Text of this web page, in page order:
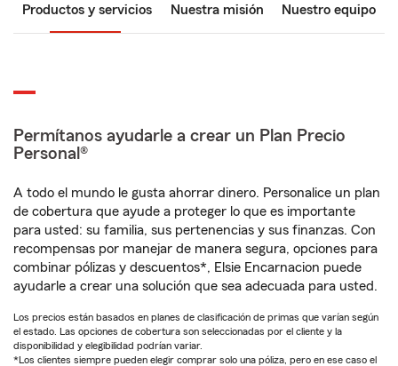
Productos y servicios Nuestra misión Nuestro equipo
Permítanos ayudarle a crear un Plan Precio
Personal®
A todo el mundo le gusta ahorrar dinero. Personalice un plan
de cobertura que ayude a proteger lo que es importante
para usted: su familia, sus pertenencias y sus finanzas. Con
recompensas por manejar de manera segura, opciones para
combinar pólizas y descuentos*, Elsie Encarnacion puede
ayudarle a crear una solución que sea adecuada para usted.
Los precios están basados en planes de clasificación de primas que varían según
el estado. Las opciones de cobertura son seleccionadas por el cliente y la
disponibilidad y elegibilidad podrían variar.
*Los clientes siempre pueden elegir comprar solo una póliza, pero en ese caso el